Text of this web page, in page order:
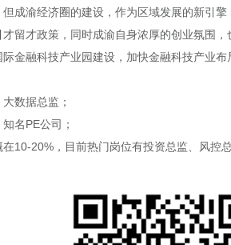
成渝经济圈的建设，作为区域发展的新引
留才政策，同时成渝自身浓厚的创业氛围
金融科技产业园建设，加快金融科技产业布
数据总监；
名PE公司；
10-20%，目前热门岗位有投资总监、风控总